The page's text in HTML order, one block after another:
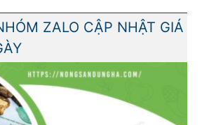
ZALO CẬP NHẬT GIÁ